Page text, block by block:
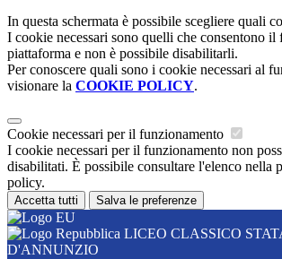
In questa schermata è possibile scegliere quali
I cookie necessari sono quelli che consentono il
piattaforma e non è possibile disabilitarli.
Per conoscere quali sono i cookie necessari al
visionare la COOKIE POLICY.
Cookie necessari per il funzionamento
I cookie necessari per il funzionamento non
disabilitati. È possibile consultare l'elenco nella
policy.
Accetta tutti Salva le preferenze
LICEO CLASSICO
D'ANNUNZIO